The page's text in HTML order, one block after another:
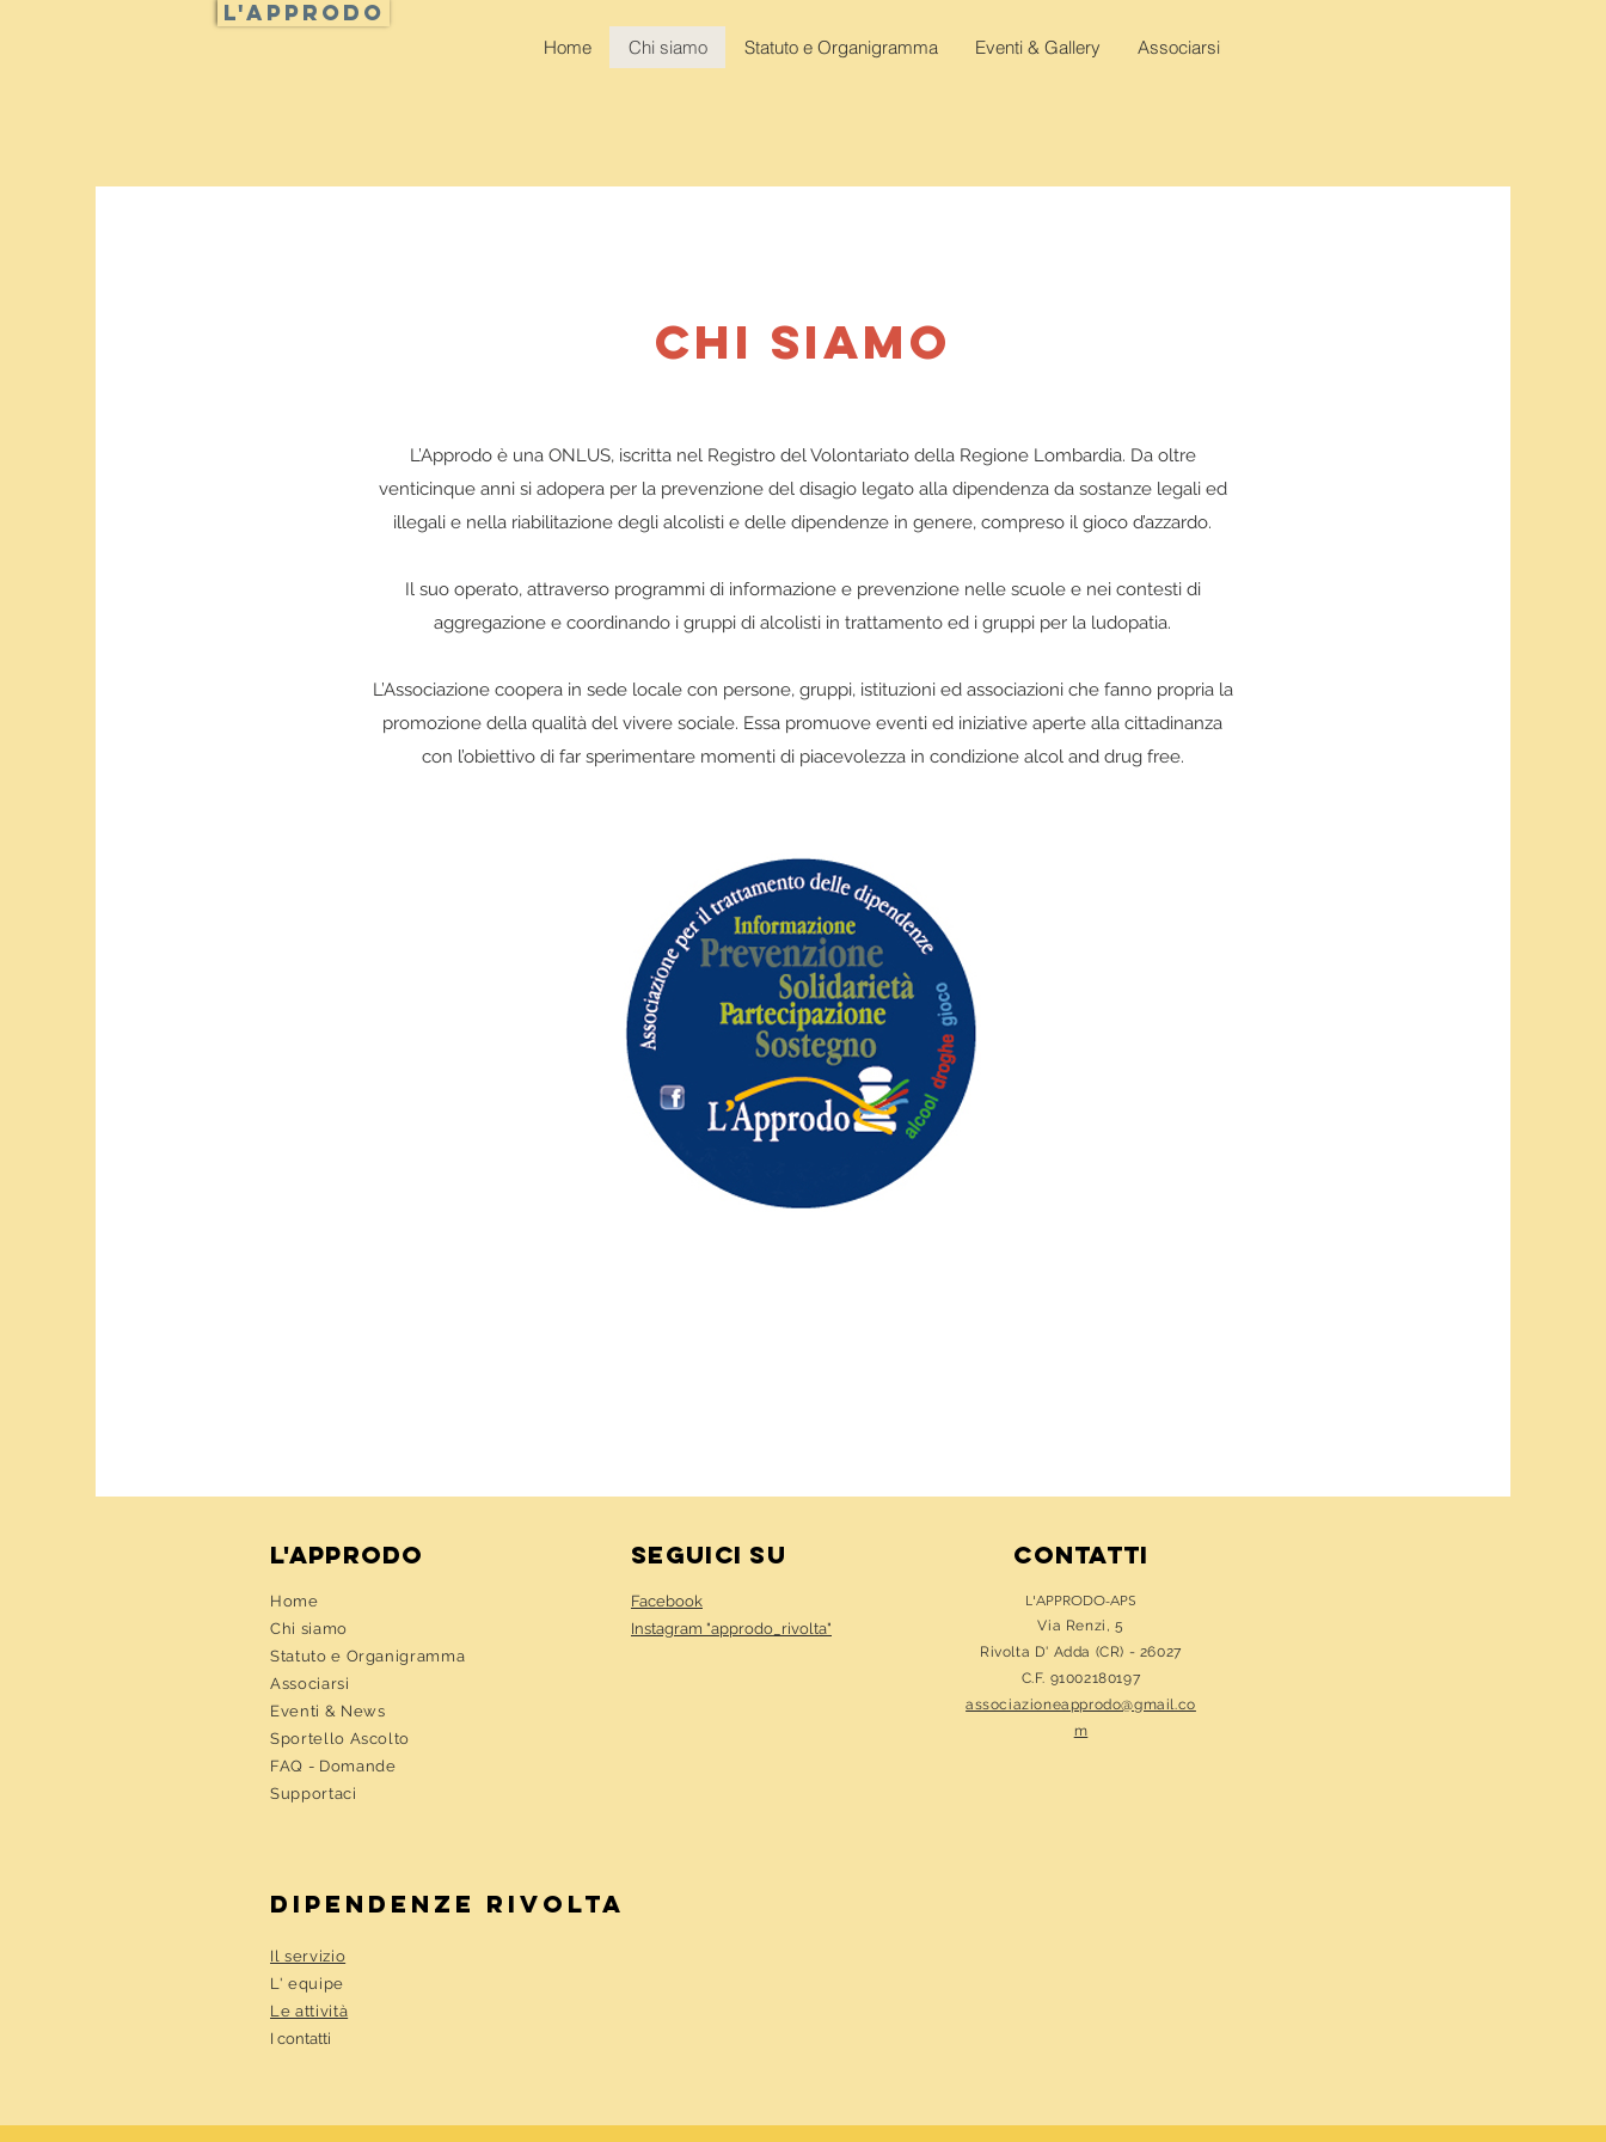
L'approdo
Home Chi siamo Statuto e Organigramma Eventi & Gallery Associarsi
CHI SIAMO
L’Approdo è una ONLUS, iscritta nel Registro del Volontariato della Regione Lombardia. Da oltre
venticinque anni si adopera per la prevenzione del disagio legato alla dipendenza da sostanze legali ed
illegali e nella riabilitazione degli alcolisti e delle dipendenze in genere, compreso il gioco d’azzardo.
Il suo operato, attraverso programmi di informazione e prevenzione nelle scuole e nei contesti di
aggregazione e coordinando i gruppi di alcolisti in trattamento ed i gruppi per la ludopatia.
L’Associazione coopera in sede locale con persone, gruppi, istituzioni ed associazioni che fanno propria la
promozione della qualità del vivere sociale. Essa promuove eventi ed iniziative aperte alla cittadinanza
con l’obiettivo di far sperimentare momenti di piacevolezza in condizione alcol and drug free.
l'approdo
Home
Chi siamo
Statuto e Organigramma
Associarsi
Eventi & News
Sportello Ascolto
FAQ - Domande
Supportaci
seguici su
Facebook
Instagram "approdo_rivolta"
cONTATTI
L'APPRODO-APS
Via Renzi, 5
Rivolta D' Adda (CR) - 26027
C.F. 91002180197
associazioneapprodo@gmail.co
m
DIPENDENZE RIVOLTA
Il servizio
L' equipe
Le attività
I contatti